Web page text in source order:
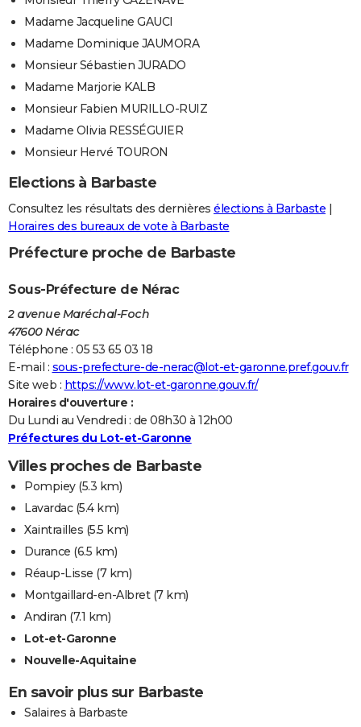
Madame Jacqueline GAUCI
Madame Dominique JAUMORA
Monsieur Sébastien JURADO
Madame Marjorie KALB
Monsieur Fabien MURILLO-RUIZ
Madame Olivia RESSÉGUIER
Monsieur Hervé TOURON
Elections à Barbaste
Consultez les résultats des dernières élections à Barbaste |
Horaires des bureaux de vote à Barbaste
Préfecture proche de Barbaste
Sous-Préfecture de Nérac
2 avenue Maréchal-Foch
47600 Nérac
Téléphone : 05 53 65 03 18
E-mail : sous-prefecture-de-nerac@lot-et-garonne.pref.gouv.fr
Site web : https://www.lot-et-garonne.gouv.fr/
Horaires d'ouverture :
Du Lundi au Vendredi : de 08h30 à 12h00
Préfectures du Lot-et-Garonne
Villes proches de Barbaste
Pompiey(5.3 km)
Lavardac(5.4 km)
Xaintrailles (5.5 km)
Durance (6.5 km)
Réaup-Lisse (7 km)
Montgaillard-en-Albret(7 km)
Andiran (7.1 km)
Lot-et-Garonne
Nouvelle-Aquitaine
En savoir plus sur Barbaste
Salaires à Barbaste